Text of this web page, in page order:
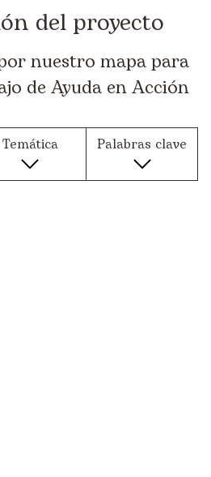
del proyecto
nuestro mapa para
de Ayuda en Acción
Temática Palabras clave